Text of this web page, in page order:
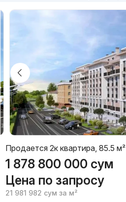
Продается 2к квартира, 85.5 м²
1 878 800 000 сум
Цена по запросу
21 981 982 сум за м²